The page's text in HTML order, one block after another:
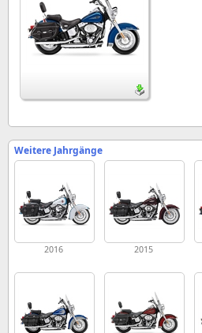
Weitere Jahrgänge
2016 2015